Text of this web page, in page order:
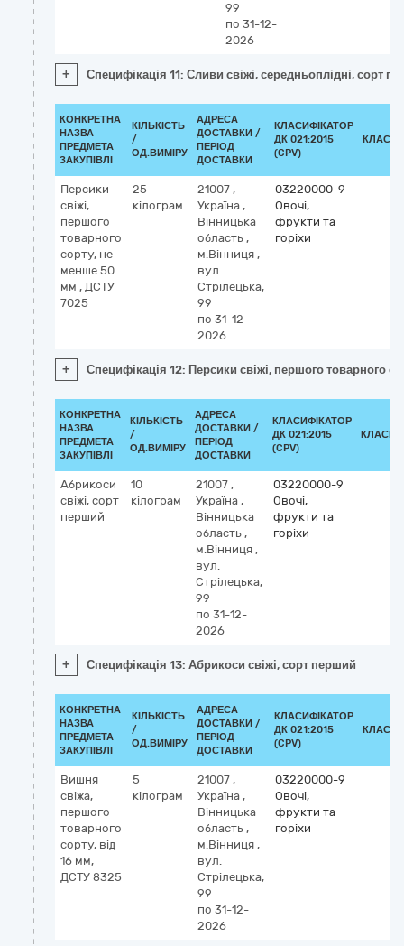
99
по 31-12-
2026
+ Специфікація 11: Сливи свіжі, середньоплідні, сорт
КОНКРЕТНА
НАЗВА
ПРЕДМЕТА
ЗАКУПІВЛІ
КІЛЬКІСТЬ
/
ОД.ВИМІРУ
АДРЕСА
ДОСТАВКИ /
ПЕРІОД
ДОСТАВКИ
КЛАСИФІКАТОР
ДК 021:2015
(CPV)
Персики
свіжі,
першого
товарного
сорту, не
менше 50
мм , ДСТУ
7025
25
кілограм
21007 ,
Україна ,
Вінницька
область ,
м.Вінниця ,
вул.
Стрілецька,
99
по 31-12-
2026
03220000-9
Овочі,
фрукти та
горіхи
+ Специфікація 12: Персики свіжі, першого товарного
КОНКРЕТНА
НАЗВА
ПРЕДМЕТА
ЗАКУПІВЛІ
КІЛЬКІСТЬ
/
ОД.ВИМІРУ
АДРЕСА
ДОСТАВКИ /
ПЕРІОД
ДОСТАВКИ
КЛАСИФІКАТОР
ДК 021:2015
(CPV)
Абрикоси
свіжі, сорт
перший
10
кілограм
21007 ,
Україна ,
Вінницька
область ,
м.Вінниця ,
вул.
Стрілецька,
99
по 31-12-
2026
03220000-9
Овочі,
фрукти та
горіхи
+ Специфікація 13: Абрикоси свіжі, сорт перший
КОНКРЕТНА
НАЗВА
ПРЕДМЕТА
ЗАКУПІВЛІ
КІЛЬКІСТЬ
/
ОД.ВИМІРУ
АДРЕСА
ДОСТАВКИ /
ПЕРІОД
ДОСТАВКИ
КЛАСИФІКАТОР
ДК 021:2015
(CPV)
Вишня
свіжа,
першого
товарного
сорту, від
16 мм,
ДСТУ 8325
5
кілограм
21007 ,
Україна ,
Вінницька
область ,
м.Вінниця ,
вул.
Стрілецька,
99
по 31-12-
2026
03220000-9
Овочі,
фрукти та
горіхи